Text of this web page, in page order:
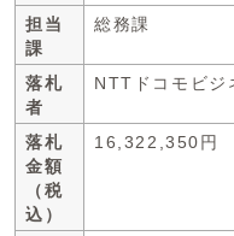
担当
課
総務課
落札
者
NTTドコモビ
落札
金額
（税
込）
16,322,350円